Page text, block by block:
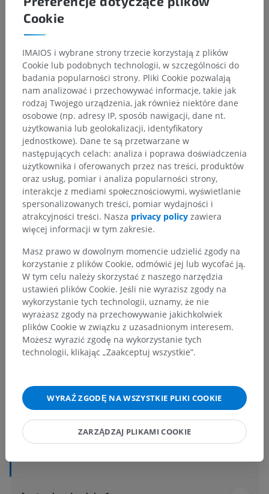
Hierarchia anatomiczna
Anatomia człowieka 2
Układ nerwowy> Centralny system nerwowy>
Mózg > Móżdżek> Robak móżdżku>
Guz robaka [VII B]
Powiązane struktury:
Nie istnieją struktury powiązane
Cookie
IMAIOS i wybrane strony trzecie korzystają z plików
Cookie lub podobnych technologii, w szczególności do
badania popularności strony. Pliki Cookie pozwalają
nam analizować i przechowywać informacje, takie jak
rodzaj Twojego urządzenia, jak również niektóre dane
osobowe (np. adresy IP, sposób nawigacji, dane nt.
użytkowania lub geolokalizacji, identyfikatory
jednostkowe). Dane te są przetwarzane w
następujących celach: analiza i poprawa doświadczenia
użytkownika i oferowanych przez nas treści, produktów
oraz usług, pomiar i analiza popularności strony,
interakcje z mediami społecznościowymi, wyświetlanie
spersonalizowanych treści, pomiar wydajności i
atrakcyjności treści. Nasza privacy policy zawiera
więcej informacji w tym zakresie.
Masz prawo w dowolnym momencie udzielić zgody na
korzystanie z plików Cookie, odmówić jej lub wycofać ją.
W tym celu należy skorzystać z naszego narzędzia
ustawień plików Cookie. Jeśli nie wyrazisz zgody na
wykorzystanie tych technologii, uznamy, że nie
wyrażasz zgody na przechowywanie jakichkolwiek
plików Cookie w związku z uzasadnionym interesem.
Możesz wyrazić zgodę na wykorzystanie tych
technologii, klikając „Zaakceptuj wszystkie”.
WYRAŹ ZGODĘ NA WSZYSTKIE PLIKI COOKIE
ZARZĄDZAJ PLIKAMI COOKIE